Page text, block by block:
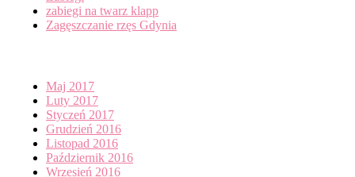
zabiegi na twarz klapp
Zagęszczanie rzęs Gdynia
Maj 2017
Luty 2017
Styczeń 2017
Grudzień 2016
Listopad 2016
Październik 2016
Wrzesień 2016